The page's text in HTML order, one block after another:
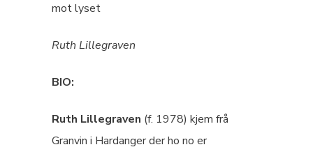
mot lyset
Ruth Lillegraven
BIO:
Ruth Lillegraven (f. 1978) kjem frå
Granvin i Hardanger der ho no er